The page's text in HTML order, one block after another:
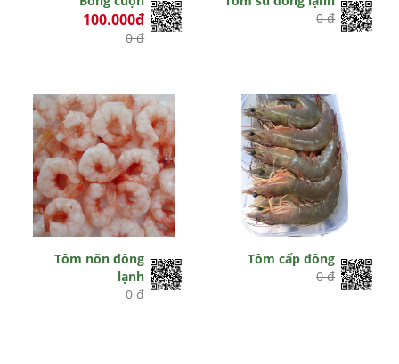
100.000đ
0 đ
0 đ
Tôm nõn đông
lạnh
0 đ
Tôm cấp đông
0 đ